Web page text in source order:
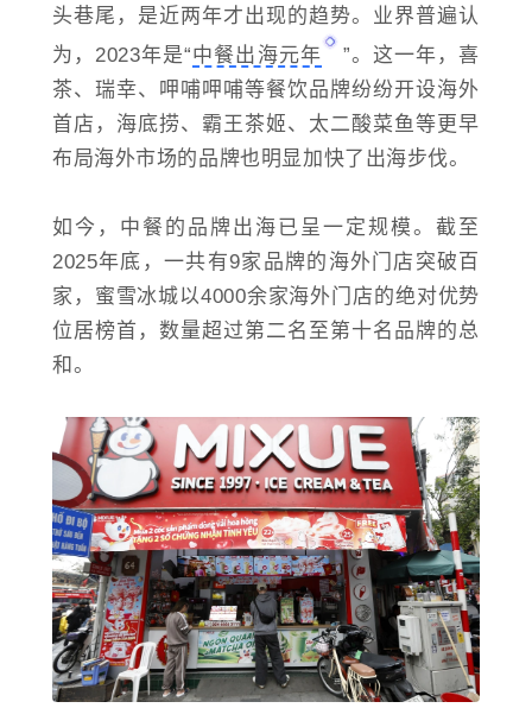
头巷尾，是近两年才出现的趋势。业界普遍认
为，2023年是“中餐出海元年
”。这一年，喜
茶、瑞幸、呷哺呷哺等餐饮品牌纷纷开设海外
首店，海底捞、霸王茶姬、太二酸菜鱼等更早
布局海外市场的品牌也明显加快了出海步伐。
如今，中餐的品牌出海已呈一定规模。截至
2025年底，一共有9家品牌的海外门店突破百
家， 蜜雪冰城以4000余家海外门店的绝对优势
位居榜首，数量超过第二名至第十名品牌的总
和。